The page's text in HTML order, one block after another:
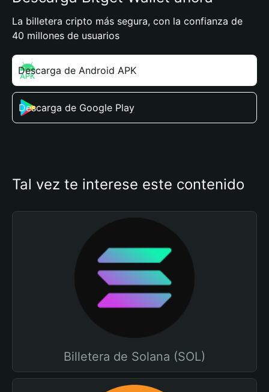
La billetera cripto más segura, con la confianza de
40 millones de usuarios
Descarga de Android APK
Descarga de Google Play
Tal vez te interese este contenido
Billetera de Solana (SOL)